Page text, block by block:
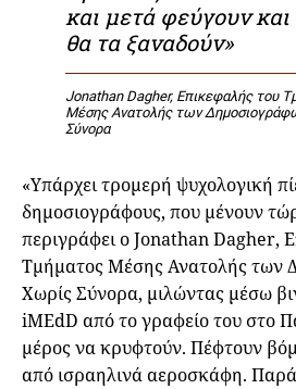
και μετά φεύγουν
θα τα ξαναδούν»
Jonathan Dagher, Επικεφαλής του
Μέσης Ανατολής των
Σύνορα
«Υπάρχει τρομερή ψυχολογική
δημοσιογράφους, που μένουν
περιγράφει ο Jonathan Dagher,
Τμήματος Μέσης Ανατολής των
Χωρίς Σύνορα, μιλώντας μέσω
iMEdD από το γραφείο του στο
μέρος να κρυφτούν. Πέφτουν
από ισραηλινά αεροσκάφη.